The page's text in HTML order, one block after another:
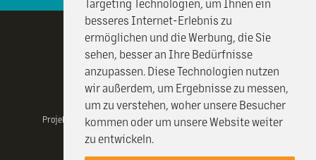
Targeting Technologien, um Ihnen ein
besseres Internet-Erlebnis zu
ermöglichen und die Werbung, die Sie
sehen, besser an Ihre Bedürfnisse
anzupassen. Diese Technologien nutzen
wir außerdem, um Ergebnisse zu messen,
um zu verstehen, woher unsere Besucher
kommen oder um unsere Website weiter
zu entwickeln.
Projekt realizovany vďaka Visit Kosice a projektu CulTourData a
financovany programom COSME EÚ.